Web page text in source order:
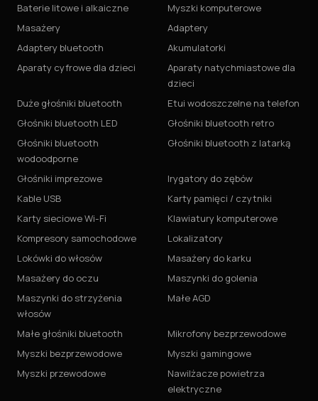
Baterie litowe i alkaiczne
Myszki komputerowe
Masażery
Adaptery
Adaptery bluetooth
Akumulatorki
Aparaty cyfrowe dla dzieci
Aparaty natychmiastowe dla
dzieci
Duże głośniki bluetooth
Etui wodoszczelne na telefon
Głośniki bluetooth LED
Głośniki bluetooth retro
Głośniki bluetooth
wodoodporne
Głośniki bluetooth z latarką
Głośniki imprezowe
Irygatory do zębów
Kable USB
Karty pamięci / czytniki
Karty sieciowe Wi-Fi
Klawiatury komputerowe
Kompresory samochodowe
Lokalizatory
Lokówki do włosów
Masażery do karku
Masażery do oczu
Maszynki do golenia
Maszynki do strzyżenia
włosów
Małe AGD
Małe głośniki bluetooth
Mikrofony bezprzewodowe
Myszki bezprzewodowe
Myszki gamingowe
Myszki przewodowe
Nawilżacze powietrza
elektryczne